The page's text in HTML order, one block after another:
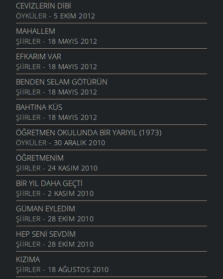
CEVIZLERIN DIBI
ÖYKÜLER - 5 EKIM 2012
MAHALLEM
ŞIIRLER - 18 MAYIS 2012
EFKARIM VAR
ŞIIRLER - 18 MAYIS 2012
BENDEN SELAM GÖTÜRÜN
ŞIIRLER - 18 MAYIS 2012
BAHTINA KÜS
ŞIIRLER - 18 MAYIS 2012
ÖĞRETMEN OKULUNDA BIR YARIYIL (1973)
ÖYKÜLER - 30 ARALIK 2010
ÖĞRETMENIM
ŞIIRLER - 24 KASIM 2010
BIR YIL DAHA GEÇTI
ŞIIRLER - 2 KASIM 2010
GÜMAN EYLEDIM
ŞIIRLER - 28 EKIM 2010
HEP SENI SEVDIM
ŞIIRLER - 28 EKIM 2010
KIZIMA
ŞIIRLER - 18 AĞUSTOS 2010